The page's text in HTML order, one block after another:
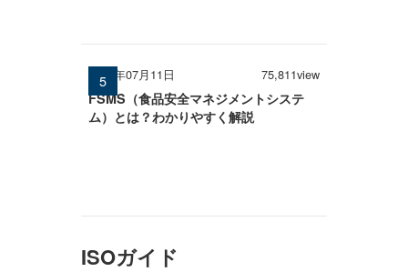
2025年07月11日 75,811view
FSMS（食品安全マネジメントシステ
ム）とは？わかりやすく解説
ISOガイド